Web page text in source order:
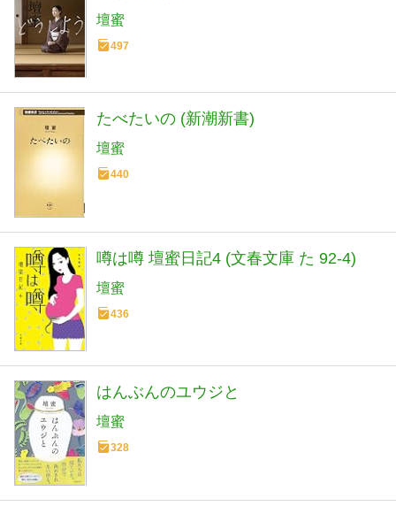
壇蜜
497
たべたいの (新潮新書)
壇蜜
440
噂は噂 壇蜜日記4 (文春文庫 た 92-4)
壇蜜
436
はんぶんのユウジと
壇蜜
328